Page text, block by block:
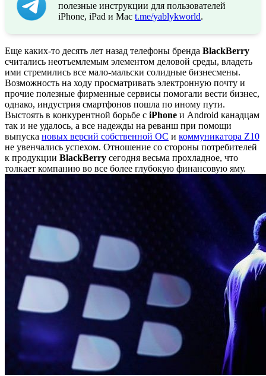
полезные инструкции для пользователей
iPhone, iPad и Mac t.me/yablykworld.
Еще каких-то десять лет назад телефоны бренда BlackBerry
считались неотъемлемым элементом деловой среды, владеть
ими стремились все мало-мальски солидные бизнесмены.
Возможность на ходу просматривать электронную почту и
прочие полезные фирменные сервисы помогали вести бизнес,
однако, индустрия смартфонов пошла по иному пути.
Выстоять в конкурентной борьбе с iPhone и Android канадцам
так и не удалось, а все надежды на реванш при помощи
выпуска новых версий собственной ОС и коммуникатора Z10
не увенчались успехом. Отношение со стороны потребителей
к продукции BlackBerry сегодня весьма прохладное, что
толкает компанию во все более глубокую финансовую яму.